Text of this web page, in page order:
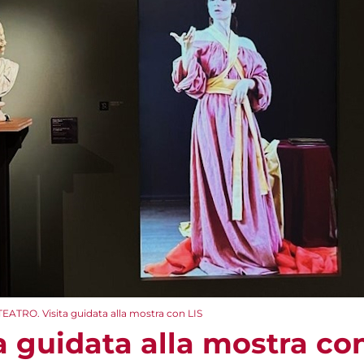
Visita guidata alla mostra con LIS
guidata alla mostra